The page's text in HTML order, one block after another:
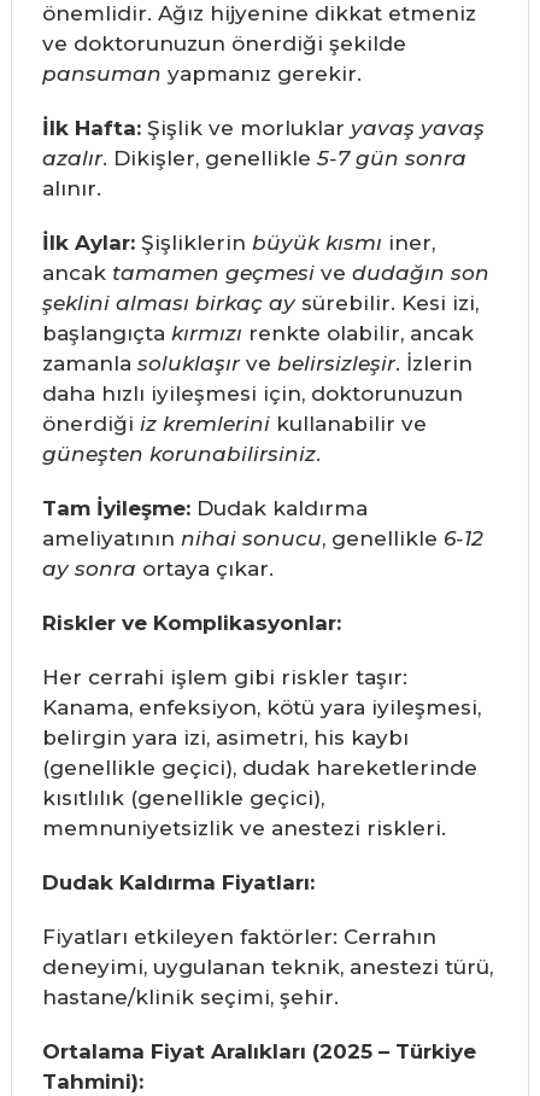
önemlidir. Ağız hijyenine dikkat etmeniz
ve doktorunuzun önerdiği şekilde
pansuman yapmanız gerekir.
İlk Hafta:Şişlik ve morluklar yavaş yavaş
azalır. Dikişler, genellikle 5-7 gün sonra
alınır.
İlk Aylar:Şişliklerin büyük kısmı iner,
ancak tamamen geçmesive dudağın son
şeklini alması birkaç aysürebilir. Kesi izi,
başlangıçta kırmızı renkte olabilir, ancak
zamanla soluklaşırve belirsizleşir. İzlerin
daha hızlı iyileşmesi için, doktorunuzun
önerdiği iz kremlerinikullanabilir ve
güneşten korunabilirsiniz.
Tam İyileşme:Dudak kaldırma
ameliyatının nihai sonucu, genellikle 6-12
ay sonra ortaya çıkar.
Riskler ve Komplikasyonlar:
Her cerrahi işlem gibi riskler taşır:
Kanama, enfeksiyon, kötü yara iyileşmesi,
belirgin yara izi, asimetri, his kaybı
(genellikle geçici), dudak hareketlerinde
kısıtlılık (genellikle geçici),
memnuniyetsizlik ve anestezi riskleri.
Dudak Kaldırma Fiyatları:
Fiyatları etkileyen faktörler: Cerrahın
deneyimi, uygulanan teknik, anestezi türü,
hastane/klinik seçimi, şehir.
Ortalama Fiyat Aralıkları (2025 – Türkiye
Tahmini):